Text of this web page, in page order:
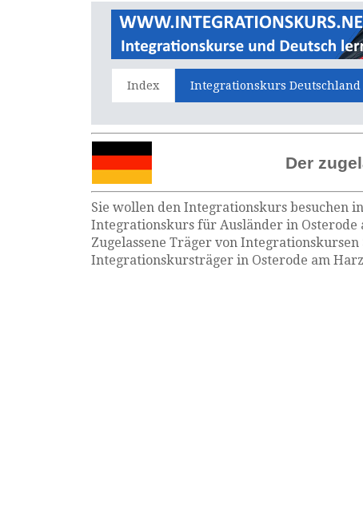
Index Integrationskurs Deutschland
Der
Sie wollen den Integrationskurs besuchen
Integrationskurs für Ausländer in Osterode
Zugelassene Träger von
Integrationskursträger in Osterode am